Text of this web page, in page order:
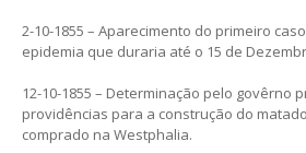
2-10-1855 – Aparecimento do primeiro
epidemia que duraria até o 15 de
12-10-1855 – Determinação pelo govêrno
providências para a construção do
comprado na Westphalia.